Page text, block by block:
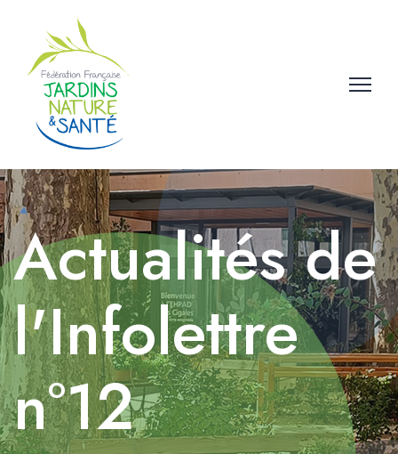
Actualités de
l'Infolettre
n°12